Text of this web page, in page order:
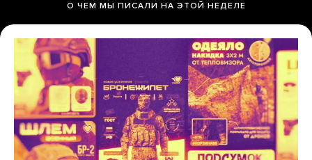
О ЧЕМ МЫ ПИСАЛИ НА ЭТОЙ НЕДЕЛЕ